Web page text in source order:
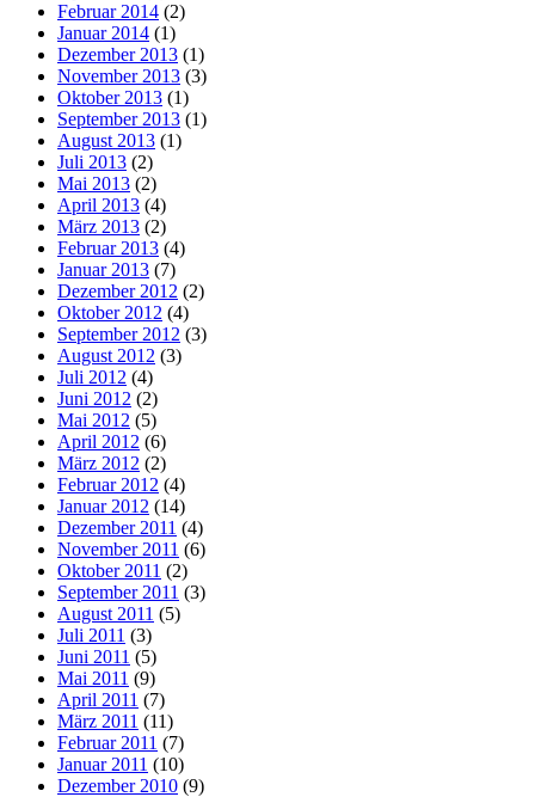
Februar 2014 (2)
Januar 2014 (1)
Dezember 2013 (1)
November 2013 (3)
Oktober 2013 (1)
September 2013 (1)
August 2013 (1)
Juli 2013 (2)
Mai 2013 (2)
April 2013 (4)
März 2013 (2)
Februar 2013 (4)
Januar 2013 (7)
Dezember 2012 (2)
Oktober 2012 (4)
September 2012 (3)
August 2012 (3)
Juli 2012 (4)
Juni 2012 (2)
Mai 2012 (5)
April 2012 (6)
März 2012 (2)
Februar 2012 (4)
Januar 2012 (14)
Dezember 2011 (4)
November 2011 (6)
Oktober 2011 (2)
September 2011 (3)
August 2011 (5)
Juli 2011 (3)
Juni 2011 (5)
Mai 2011 (9)
April 2011 (7)
März 2011 (11)
Februar 2011 (7)
Januar 2011 (10)
Dezember 2010 (9)